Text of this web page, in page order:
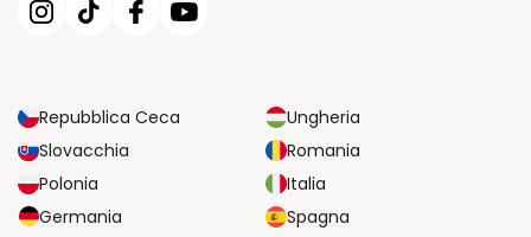
Repubblica Ceca
Ungheria
Slovacchia
Romania
Polonia
Italia
Germania
Spagna